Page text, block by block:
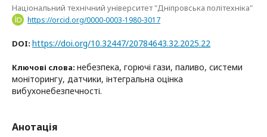
Національний технічний університет "Дніпровська політехніка"
https://orcid.org/0000-0003-1980-3017
DOI: https://doi.org/10.32447/20784643.32.2025.22
Ключові слова: небезпека, горючі гази, паливо, системи
моніторингу, датчики, інтегральна оцінка
вибухонебезпечності.
Анотація